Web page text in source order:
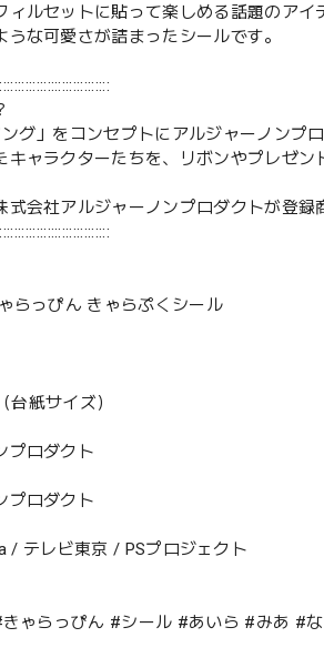
ルセットに貼って楽しめる話題のアイ
な可愛さが詰まったシールです。
グ」をコンセプトにアルジャーノンプ
キャラクターたちを、リボンやプレゼ
会社アルジャーノンプロダクトが登
らっぴん きゃらぷくシール
台紙サイズ）
プロダクト
プロダクト
/ テレビ東京 / PSプロジェクト
ゃらっぴん #シール #あいら #みあ #